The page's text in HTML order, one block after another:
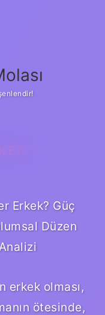
?
Erkek? Güç
Düzen
erkek olması,
ötesinde,